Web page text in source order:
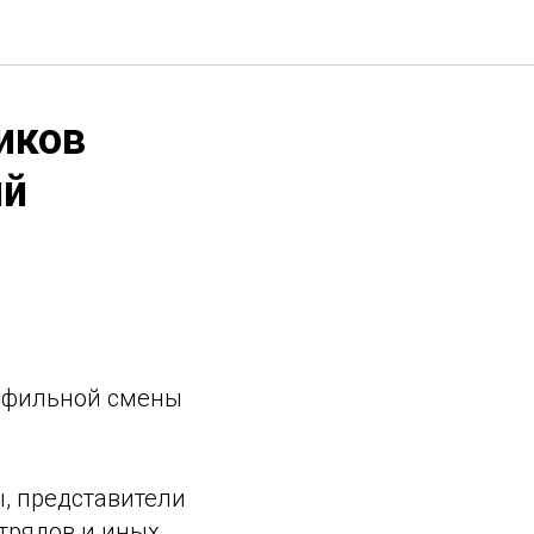
смены
представители